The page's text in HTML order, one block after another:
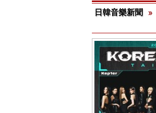
日韓音樂新聞